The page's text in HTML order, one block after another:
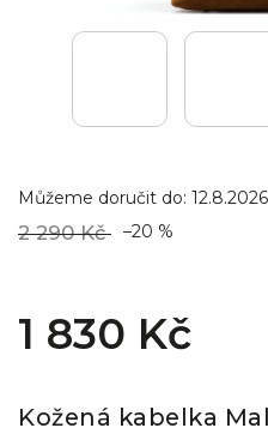
Můžeme doručit do: 12.8.2026
2 290 Kč –20 %
1 830 Kč
Kožená kabelka